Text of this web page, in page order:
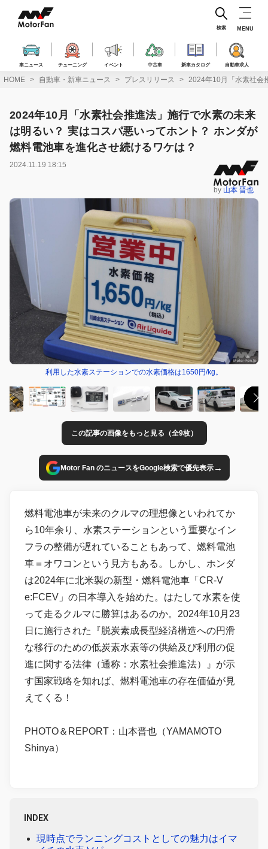
ス
車ニュース チューニング イベント 中古車 新車カタログ 自動車求人
検索 MENU
HOME 自動車・新車ニュース プレスリリース 2024年10月「水素社会
2024年10月「水素社会推進法」施行で水素の未来
は明るい？ 実はコスパ悪いってホント？ ホンダが
燃料電池車を進化させ続けるワケは？
2024.11.19 18:15
by 山本 晋也
利用した水素ステーションでの水素価格は1650円/kg。
この記事の画像をもっと見る（全9枚）
Motor Fan のニュースをGoogle検索で優先表示→
燃料電池車が未来のクルマの理想像といわれてか
ら10年余り、水素ステーションという重要なイン
フラの整備が遅れていることもあって、燃料電池
車＝オワコンという見方もある。しかし、ホンダ
は2024年に北米製の新型・燃料電池車「CR-V
e:FCEV」の日本導入を始めた。はたして水素を使
って走るクルマに勝算はあるのか。2024年10月23
日に施行された『脱炭素成長型経済構造への円滑
な移行のための低炭素水素等の供給及び利用の促
進に関する法律（通称：水素社会推進法）』が示
す国家戦略を知れば、燃料電池車の存在価値が見
えてくる！
PHOTO＆REPORT：山本晋也（YAMAMOTO
Shinya）
INDEX
現時点でランニングコストとしての魅力はイマ